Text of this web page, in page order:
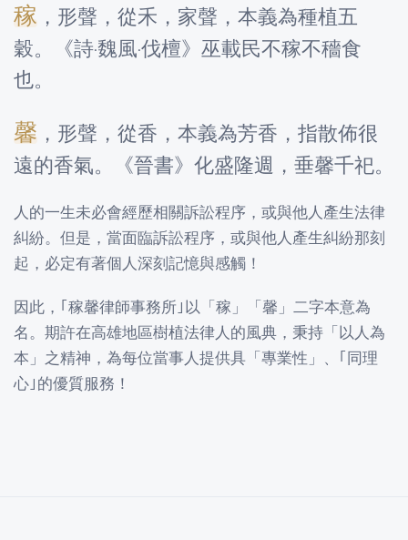
稼 ，形聲，從禾，家聲，本義為種植五
穀。《詩·魏風·伐檀》巫載民不稼不穡食
也。
馨 ，形聲，從香，本義為芳香，指散佈很
遠的香氣。《晉書》化盛隆週，垂馨千祀。
人的一生未必會經歷相關訴訟程序，或與他人產生法律
糾紛。但是，當面臨訴訟程序，或與他人產生糾紛那刻
起，必定有著個人深刻記憶與感觸！
因此，｢稼馨律師事務所｣以「稼」「馨」二字本意為
名。期許在高雄地區樹植法律人的風典，秉持「以人為
本」之精神，為每位當事人提供具「專業性」、｢同理
心｣的優質服務！